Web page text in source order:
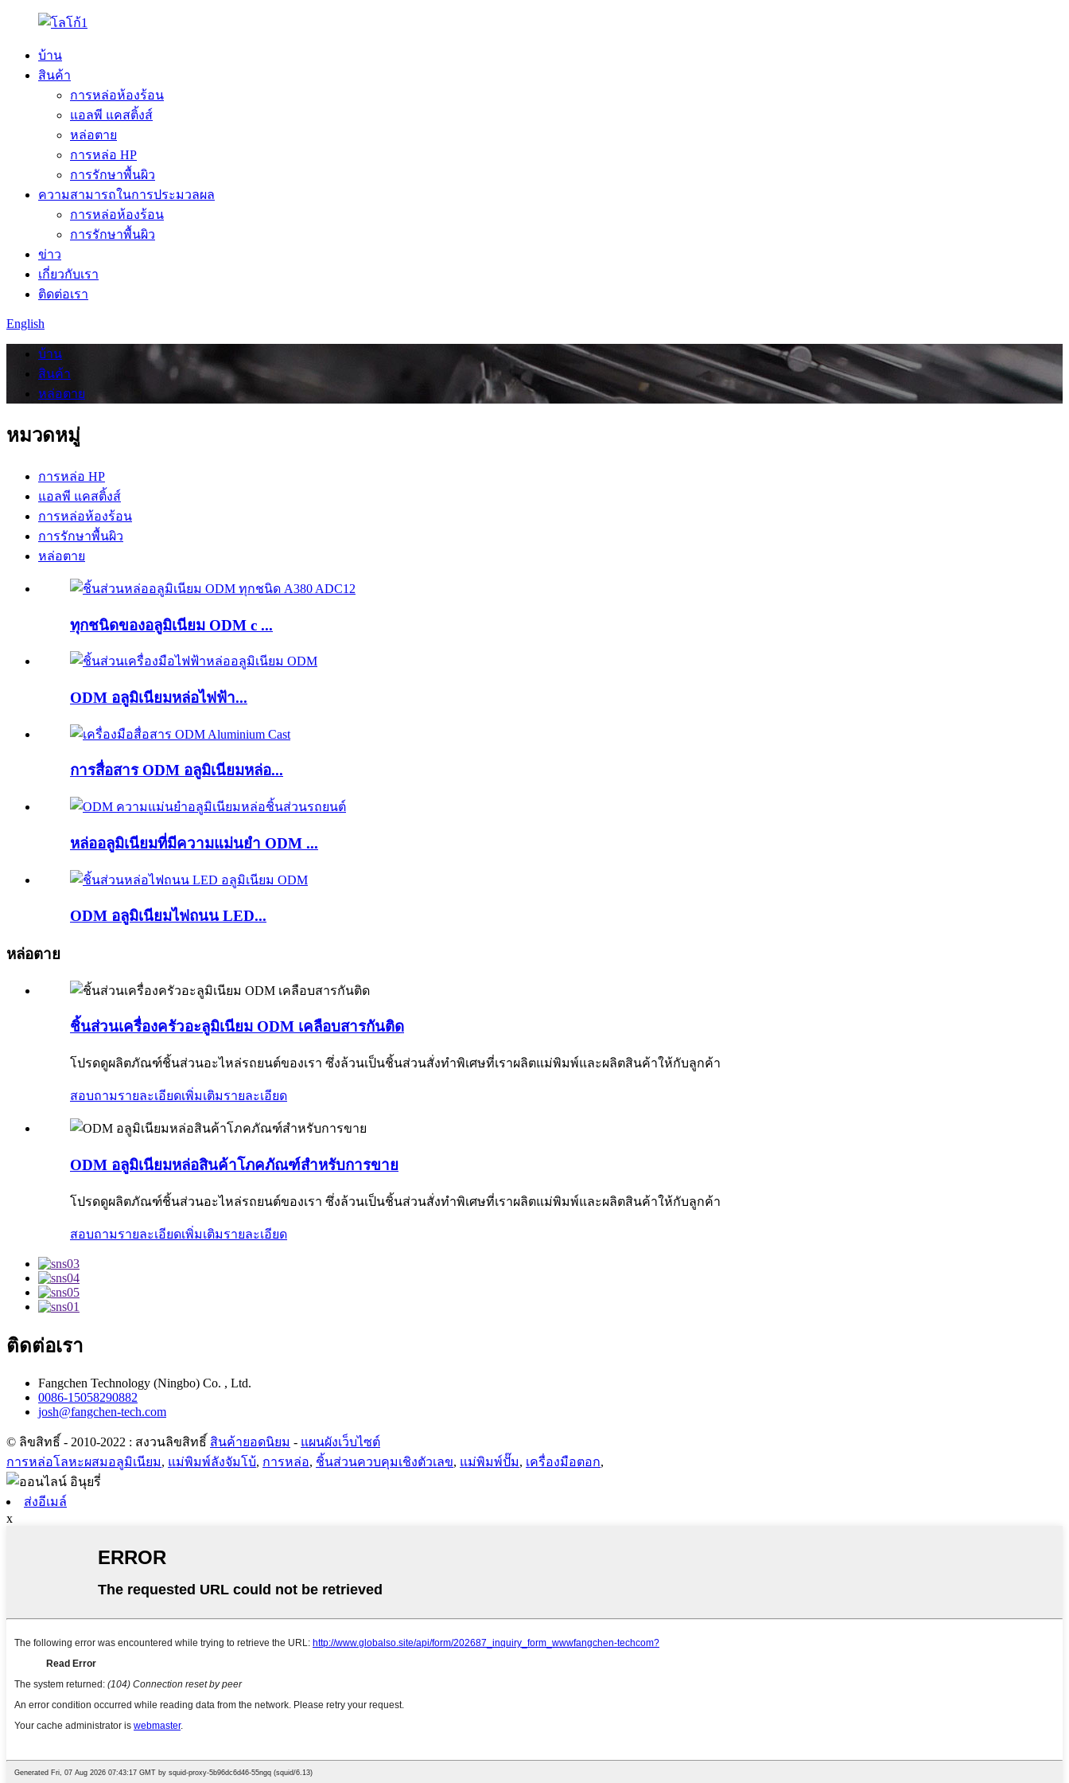
บ้าน
สินค้า
การหล่อห้องร้อน
แอลพี แคสติ้งส์
หล่อตาย
การหล่อ HP
การรักษาพื้นผิว
ความสามารถในการประมวลผล
การหล่อห้องร้อน
การรักษาพื้นผิว
ข่าว
เกี่ยวกับเรา
ติดต่อเรา
English
บ้าน
สินค้า
หล่อตาย
หมวดหมู่
การหล่อ HP
แอลพี แคสติ้งส์
การหล่อห้องร้อน
การรักษาพื้นผิว
หล่อตาย
ทุกชนิดของอลูมิเนียม ODM c ...
ODM อลูมิเนียมหล่อไฟฟ้า...
การสื่อสาร ODM อลูมิเนียมหล่อ...
หล่ออลูมิเนียมที่มีความแม่นยำ ODM ...
ODM อลูมิเนียมไฟถนน LED...
หล่อตาย
ชิ้นส่วนเครื่องครัวอะลูมิเนียม ODM เคลือบสารกันติด
โปรดดูผลิตภัณฑ์ชิ้นส่วนอะไหล่รถยนต์ของเรา ซึ่งล้วนเป็นชิ้นส่วนสั่งทำพิเศษที่เราผลิตแม่พิมพ์และผลิตสินค้าให้กับลูกค้า
สอบถามรายละเอียดเพิ่มเติมรายละเอียด
ODM อลูมิเนียมหล่อสินค้าโภคภัณฑ์สำหรับการขาย
โปรดดูผลิตภัณฑ์ชิ้นส่วนอะไหล่รถยนต์ของเรา ซึ่งล้วนเป็นชิ้นส่วนสั่งทำพิเศษที่เราผลิตแม่พิมพ์และผลิตสินค้าให้กับลูกค้า
สอบถามรายละเอียดเพิ่มเติมรายละเอียด
ติดต่อเรา
Fangchen Technology (Ningbo) Co. , Ltd.
0086-15058290882
josh@fangchen-tech.com
© ลิขสิทธิ์ - 2010-2022 : สงวนลิขสิทธิ์ สินค้ายอดนิยม - แผนผังเว็บไซต์
การหล่อโลหะผสมอลูมิเนียม, แม่พิมพ์ลังจัมโบ้, การหล่อ, ชิ้นส่วนควบคุมเชิงตัวเลข, แม่พิมพ์ปั๊ม, เครื่องมือตอก,
ส่งอีเมล์
x